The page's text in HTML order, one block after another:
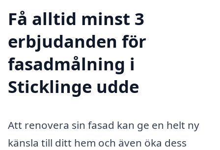
Få alltid minst 3
erbjudanden för
fasadmålning i
Sticklinge udde
Att renovera sin fasad kan ge en helt ny
känsla till ditt hem och även öka dess